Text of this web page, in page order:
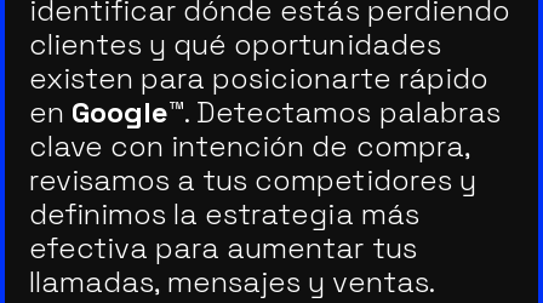
identificar dónde estás perdiendo
clientes y qué oportunidades
existen para posicionarte rápido
en Google™. Detectamos palabras
clave con intención de compra,
revisamos a tus competidores y
definimos la estrategia más
efectiva para aumentar tus
llamadas, mensajes y ventas.